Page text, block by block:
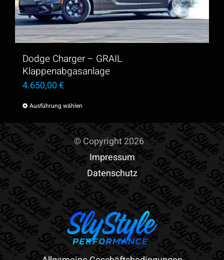
Dodge Charger – GRAIL
Klappenabgasanlage
4.650,00€
Ausführung wählen
Produkt
weist
mehrere
Varianten
auf.
Die
Optionen
können
auf
© Copyright 2026
Impressum
Datenschutz